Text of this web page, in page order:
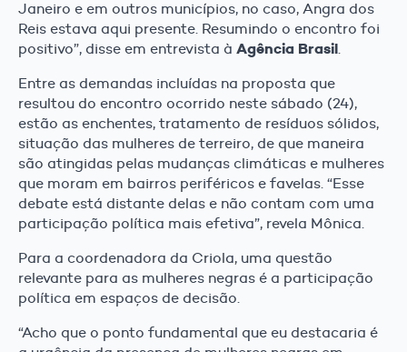
Janeiro e em outros municípios, no caso, Angra dos
Reis estava aqui presente. Resumindo o encontro foi
positivo”, disse em entrevista à Agência Brasil
Entre as demandas incluídas na proposta que
resultou do encontro ocorrido neste sábado (24),
estão as enchentes, tratamento de resíduos sólidos,
situação das mulheres de terreiro, de que maneira
são atingidas pelas mudanças climáticas e mulheres
que moram em bairros periféricos e favelas. “Esse
debate está distante delas e não contam com uma
participação política mais efetiva”, revela Mônica.
Para a coordenadora da Criola, uma questão
relevante para as mulheres negras é a participação
política em espaços de decisão.
“Acho que o ponto fundamental que eu destacaria é